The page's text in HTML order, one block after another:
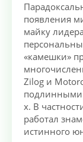
появления
майку
«камешки»
Zilog и
подлинными
х. В
работал
истинного